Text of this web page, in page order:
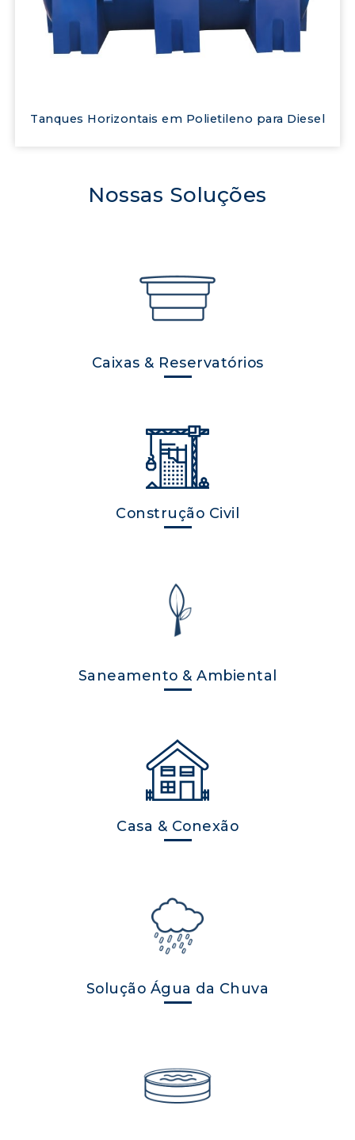
Tanques Horizontais em Polietileno para Diesel
Nossas Soluções
Caixas & Reservatórios
Construção Civil
Saneamento & Ambiental
Casa & Conexão
Solução Água da Chuva